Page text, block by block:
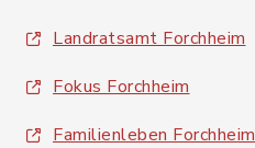
Landratsamt Forchheim
Fokus Forchheim
Familienleben Forchheim